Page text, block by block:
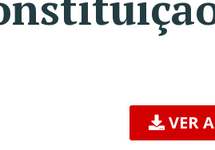
VER